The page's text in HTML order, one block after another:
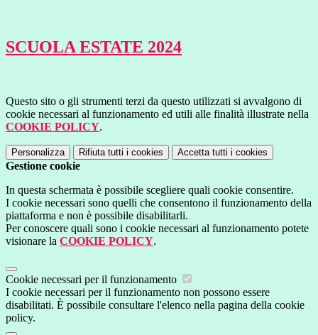
SCUOLA ESTATE 2024
Questo sito o gli strumenti terzi da questo utilizzati si avvalgono di
cookie necessari al funzionamento ed utili alle finalità illustrate nella
COOKIE POLICY.
Personalizza Rifiuta tutti i cookies Accetta tutti i cookies
Gestione cookie
In questa schermata è possibile scegliere quali cookie consentire.
I cookie necessari sono quelli che consentono il funzionamento della
piattaforma e non è possibile disabilitarli.
Per conoscere quali sono i cookie necessari al funzionamento potete
visionare la COOKIE POLICY.
Cookie necessari per il funzionamento
I cookie necessari per il funzionamento non possono essere
disabilitati. È possibile consultare l'elenco nella pagina della cookie
policy.